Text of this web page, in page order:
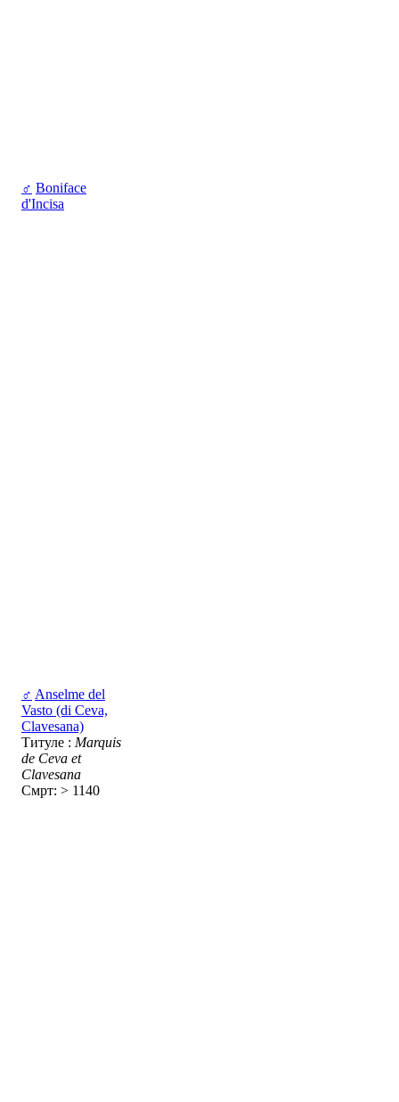
♂ Boniface
d'Incisa
♂ Anselme del
Vasto (di Ceva,
Clavesana)
Титуле : Marquis
de Ceva et
Clavesana
Смрт: > 1140